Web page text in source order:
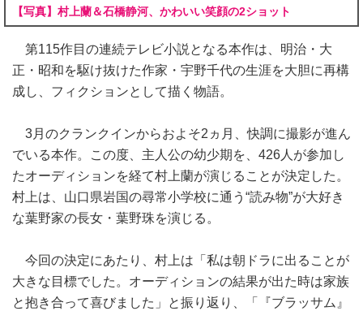
【写真】村上蘭＆石橋静河、かわいい笑顔の2ショット
第115作目の連続テレビ小説となる本作は、明治・大
正・昭和を駆け抜けた作家・宇野千代の生涯を大胆に再構
成し、フィクションとして描く物語。
3月のクランクインからおよそ2ヵ月、快調に撮影が進ん
でいる本作。この度、主人公の幼少期を、426人が参加し
たオーディションを経て村上蘭が演じることが決定した。
村上は、山口県岩国の尋常小学校に通う“読み物”が大好き
な葉野家の長女・葉野珠を演じる。
今回の決定にあたり、村上は「私は朝ドラに出ることが
大きな目標でした。オーディションの結果が出た時は家族
と抱き合って喜びました」と振り返り、「『ブラッサム』